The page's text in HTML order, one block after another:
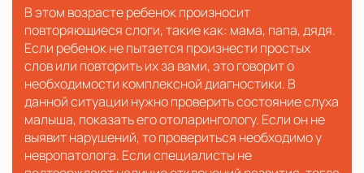
В этом возрасте ребенок произносит
повторяющиеся слоги, такие как: мама, папа, дядя.
Если ребенок не пытается произнести простых
слов или повторить их за вами, это говорит о
необходимости комплексной диагностики. В
данной ситуации нужно проверить состояние слуха
малыша, показать его отоларингологу. Если он не
выявит нарушений, то провериться необходимо у
невропатолога. Если специалисты не